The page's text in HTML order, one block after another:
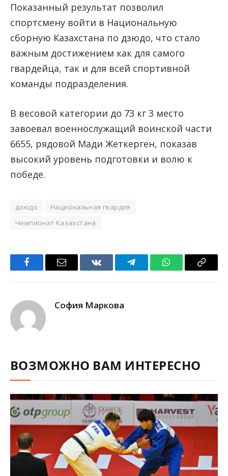
Показанный результат позволил
спортсмену войти в Национальную
сборную Казахстана по дзюдо, что стало
важным достижением как для самого
гвардейца, так и для всей спортивной
команды подразделения.
В весовой категории до 73 кг 3 место
завоевал военнослужащий воинской части
6655, рядовой Мади Жеткерген, показав
высокий уровень подготовки и волю к
победе.
дзюдо
Национальная гвардия
Чемпионат Казахстана
FacebookEmail VKontakteTelegramWhatsAppCopy
София Маркова
ВОЗМОЖНО ВАМ ИНТЕРЕСНО